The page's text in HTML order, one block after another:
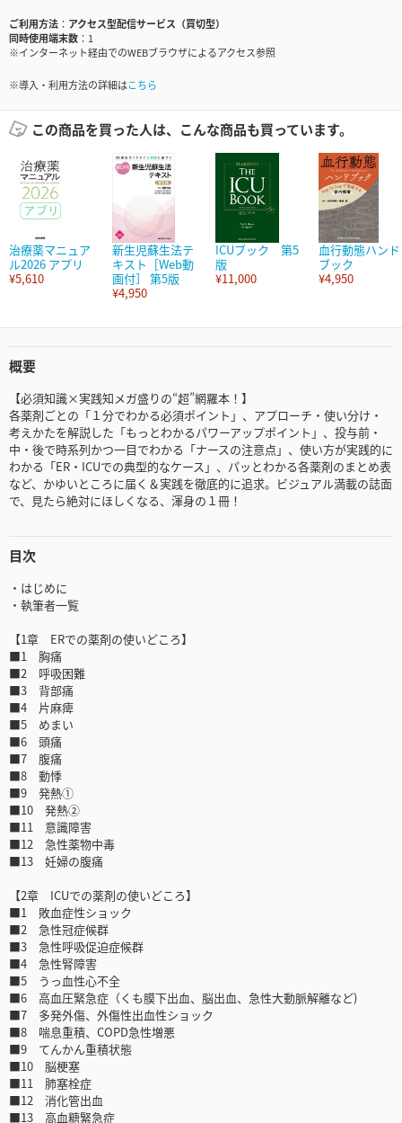
ご利用方法
アクセス型配信サービス（買切型）
同時使用端末数
1
※インターネット経由でのWEBブラウザによるアクセス参照
※導入・利用方法の詳細はこちら
この商品を買った人は、こんな商品も買っています。
治療薬マニュア
ル2026 アプリ
¥5,610
新生児蘇生法テ
キスト［Web動
画付］ 第5版
¥4,950
ICUブック 第5
版
¥11,000
血行動態ハンド
ブック
¥4,950
概要
【必須知識×実践知メガ盛りの“超”網羅本！】
各薬剤ごとの「１分でわかる必須ポイント」、アプローチ・使い分け・
考えかたを解説した「もっとわかるパワーアップポイント」、投与前・
中・後で時系列かつ一目でわかる「ナースの注意点」、使い方が実践的に
わかる「ER・ICUでの典型的なケース」、パッとわかる各薬剤のまとめ表
など、かゆいところに届く＆実践を徹底的に追求。ビジュアル満載の誌面
で、見たら絶対にほしくなる、渾身の１冊！
目次
・はじめに
・執筆者一覧
【1章 ERでの薬剤の使いどころ】
■1 胸痛
■2 呼吸困難
■3 背部痛
■4 片麻痺
■5 めまい
■6 頭痛
■7 腹痛
■8 動悸
■9 発熱①
■10 発熱②
■11 意識障害
■12 急性薬物中毒
■13 妊婦の腹痛
【2章 ICUでの薬剤の使いどころ】
■1 敗血症性ショック
■2 急性冠症候群
■3 急性呼吸促迫症候群
■4 急性腎障害
■5 うっ血性心不全
■6 高血圧緊急症（くも膜下出血、脳出血、急性大動脈解離など)
■7 多発外傷、外傷性出血性ショック
■8 喘息重積、COPD急性増悪
■9 てんかん重積状態
■10 脳梗塞
■11 肺塞栓症
■12 消化管出血
■13 高血糖緊急症